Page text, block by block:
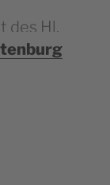
des Hl.